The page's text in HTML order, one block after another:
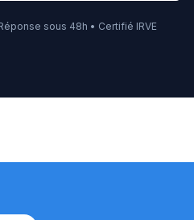
sous 48h • Certifié IRVE